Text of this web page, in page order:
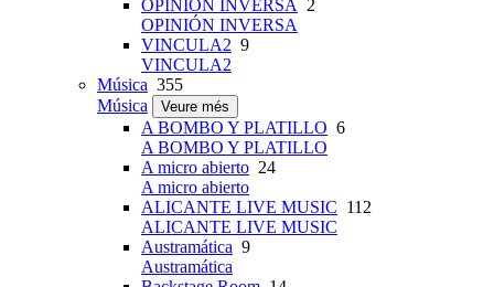
OPINIÓN INVERSA
2
OPINIÓN INVERSA
VINCULA2 9
VINCULA2
Música 355
Música
Veure més
A BOMBO Y PLATILLO 6
A BOMBO Y PLATILLO
A micro abierto 24
A micro abierto
ALICANTE LIVE MUSIC 112
ALICANTE LIVE MUSIC
Austramática 9
Austramática